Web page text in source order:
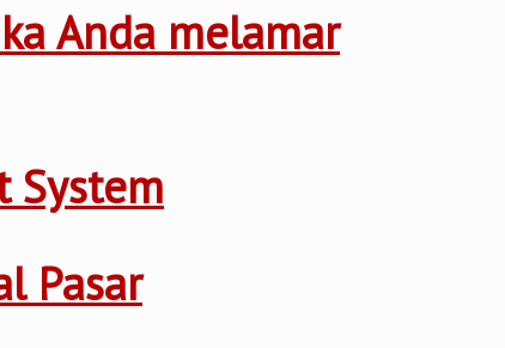
Anda melamar
System
Pasar